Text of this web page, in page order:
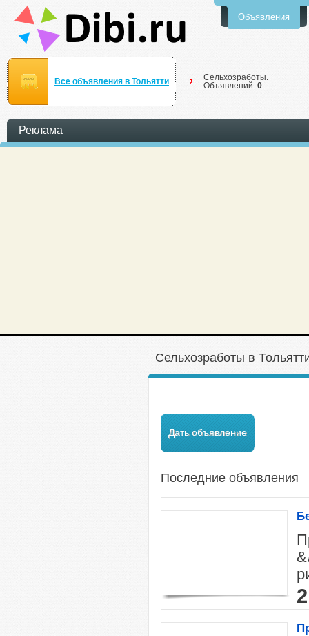
Объявления
Все объявления в Тольятти
Сельхозработы.
Объявлений: 0
Реклама
Сельхозработы в
Дать объявление
Последние объявления